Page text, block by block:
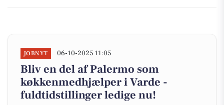
JOBNYT 06-10-2025 11:05
Bliv en del af Palermo som
køkkenmedhjælper i Varde -
fuldtidstillinger ledige nu!